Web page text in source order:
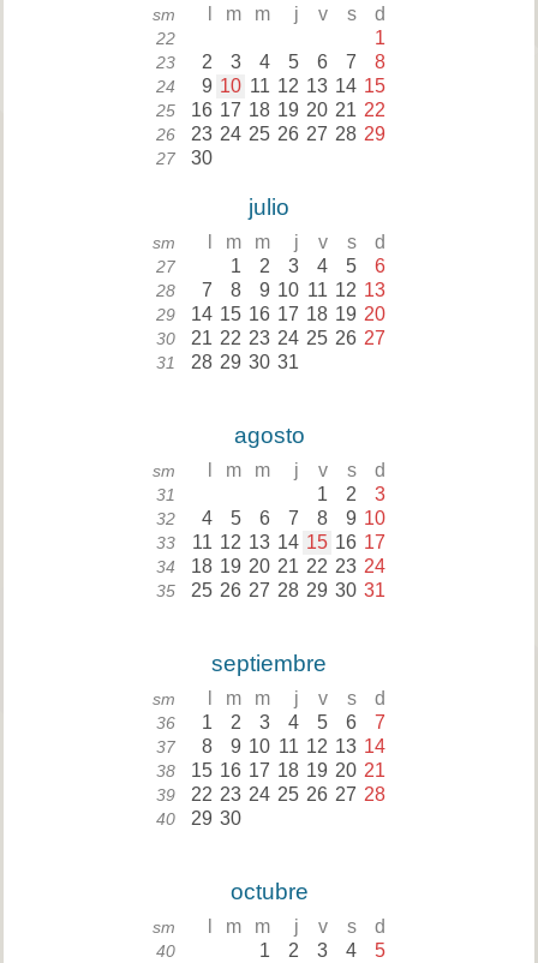
sm m m j v s d
22 1
23 2 3 4 5 6 7 8
24 9 10 11 12 13 14 15
25 16 17 18 19 20 21 22
26 23 24 25 26 27 28 29
27 30
julio
sm m m j v s d
27 1 2 3 4 5 6
28 7 8 9 10 11 12 13
29 14 15 16 17 18 19 20
30 21 22 23 24 25 26 27
31 28 29 30 31
agosto
sm m m j v s d
31 1 2 3
32 4 5 6 7 8 9 10
33 11 12 13 14 15 16 17
34 18 19 20 21 22 23 24
35 25 26 27 28 29 30 31
septiembre
sm m m j v s d
36 1 2 3 4 5 6 7
37 8 9 10 11 12 13 14
38 15 16 17 18 19 20 21
39 22 23 24 25 26 27 28
40 29 30
octubre
sm m m j v s d
40 1 2 3 4 5